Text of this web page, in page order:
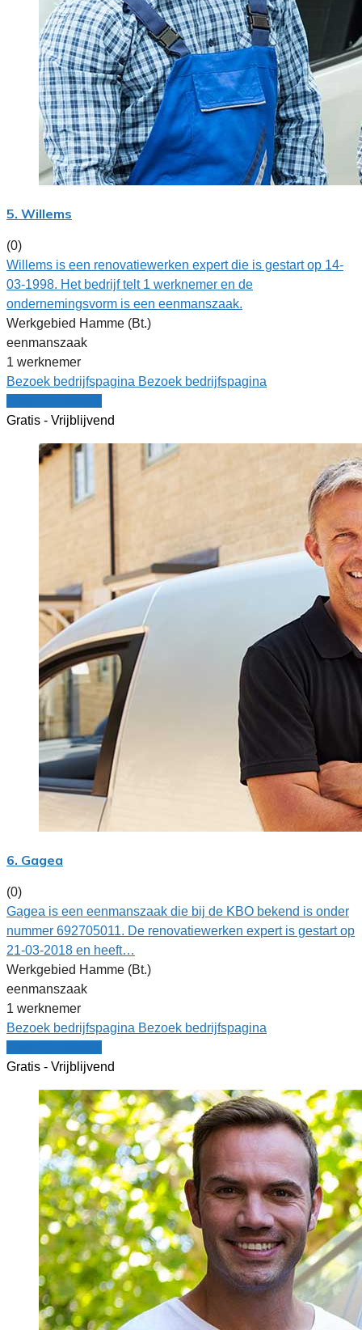
5. Willems
(0)
Willems is een renovatiewerken expert die is gestart op 14-
03-1998. Het bedrijf telt 1 werknemer en de
ondernemingsvorm is een eenmanszaak.
Werkgebied Hamme (Bt.)
eenmanszaak
1 werknemer
Bezoek bedrijfspagina Bezoek bedrijfspagina
Gratis - Vrijblijvend
6. Gagea
(0)
Gagea is een eenmanszaak die bij de KBO bekend is onder
nummer 692705011. De renovatiewerken expert is gestart op
21-03-2018 en heeft…
Werkgebied Hamme (Bt.)
eenmanszaak
1 werknemer
Bezoek bedrijfspagina Bezoek bedrijfspagina
Gratis - Vrijblijvend